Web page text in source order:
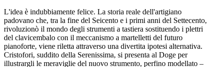
L'idea è indubbiamente felice. La storia reale dell'artigiano
padovano che, tra la fine del Seicento e i primi anni del Settecento,
rivoluzionò il mondo degli strumenti a tastiera sostituendo i plettri
del clavicembalo con il meccanismo a martelletti del futuro
pianoforte, viene riletta attraverso una divertita ipotesi alternativa.
Cristofori, suddito della Serenissima, si presenta al Doge per
illustrargli le meraviglie del nuovo strumento, perfino modellato –